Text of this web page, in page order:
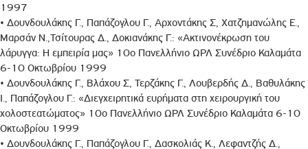
1997
• Δουνδουλάκης Γ., Παπάζογλου Γ., Αρχοντάκης Σ, Χατζημανώλης Ε.,
Μαρσάν Ν.,Τσίτουρας Δ., Δοκιανάκης Γ.: «Ακτινονέκρωση του
λάρυγγα: Η εμπειρία μας» 10ο Πανελλήνιο ΩΡΛ Συνέδριο Καλαμάτα
6-10 Οκτωβρίου 1999
• Δουνδουλάκης Γ., Βλάχου Σ, Τερζάκης Γ., Λουβερδής Δ., Βαθυλάκης
Ι., Παπάζογλου Γ.: «Διεγχειρητικά ευρήματα στη χειρουργική του
χολοστεατώματος» 10ο Πανελλήνιο ΩΡΛ Συνέδριο Καλαμάτα 6-10
Οκτωβρίου 1999
• Δουνδουλάκης Γ., Παπάζογλου Γ., Δασκολιάς Κ., Λεφαντζής Δ.,